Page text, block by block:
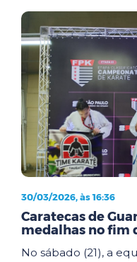
30/03/2026, às 16:36
Caratecas de
medalhas no fim
No sábado (21), a